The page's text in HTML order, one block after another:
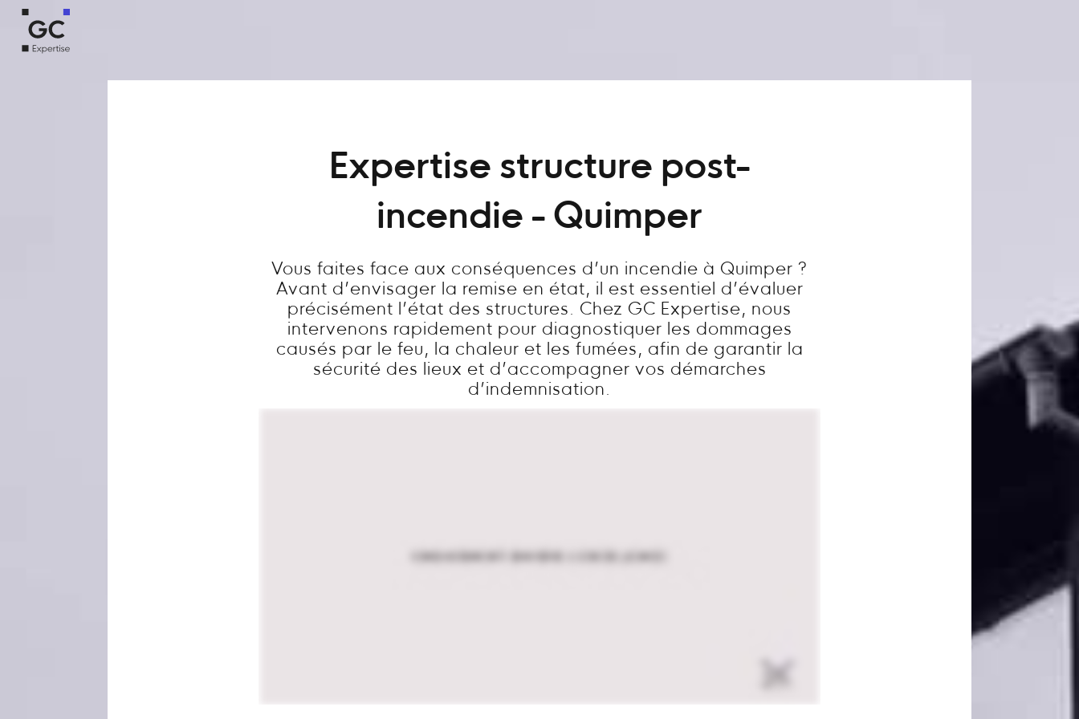
Expertise structure post-
incendie - Quimper
Vous faites face aux conséquences d’un incendie à Quimper ?
Avant d’envisager la remise en état, il est essentiel d’évaluer
précisément l’état des structures. Chez GC Expertise, nous
intervenons rapidement pour diagnostiquer les dommages
causés par le feu, la chaleur et les fumées, afin de garantir la
sécurité des lieux et d’accompagner vos démarches
d’indemnisation.